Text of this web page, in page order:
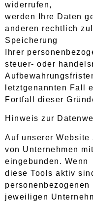
widerrufen,
werden Ihre Daten
anderen rechtlich
Speicherung
Ihrer
steuer- oder
letztgenannten Fall
Fortfall dieser
Hinweis zur
Auf unserer Website
von Unternehmen
eingebunden. Wenn
diese Tools aktiv
jeweiligen